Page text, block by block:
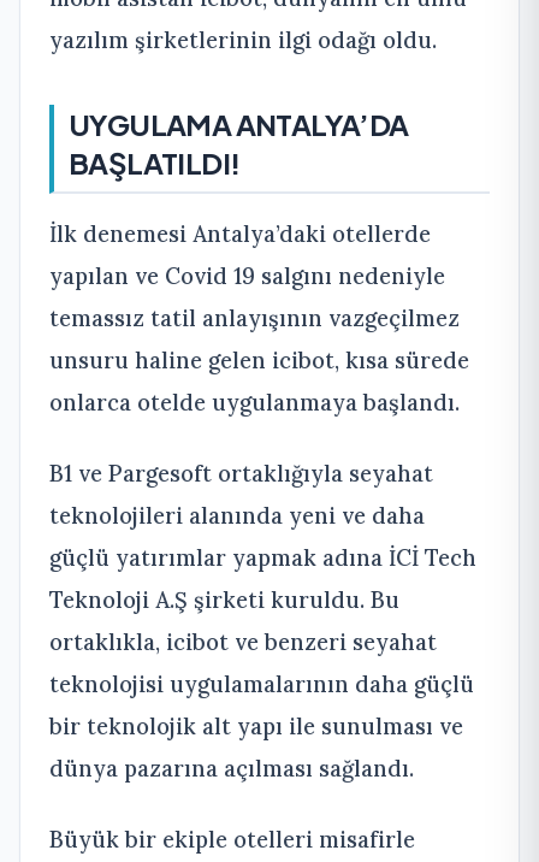
yazılım şirketlerinin ilgi odağı oldu.
UYGULAMA ANTALYA’DA
BAŞLATILDI!
İlk denemesi Antalya’daki otellerde
yapılan ve Covid 19 salgını nedeniyle
temassız tatil anlayışının vazgeçilmez
unsuru haline gelen icibot, kısa sürede
onlarca otelde uygulanmaya başlandı.
B1 ve Pargesoft ortaklığıyla seyahat
teknolojileri alanında yeni ve daha
güçlü yatırımlar yapmak adına İCİ Tech
Teknoloji A.Ş şirketi kuruldu. Bu
ortaklıkla, icibot ve benzeri seyahat
teknolojisi uygulamalarının daha güçlü
bir teknolojik alt yapı ile sunulması ve
dünya pazarına açılması sağlandı.
Büyük bir ekiple otelleri misafirle